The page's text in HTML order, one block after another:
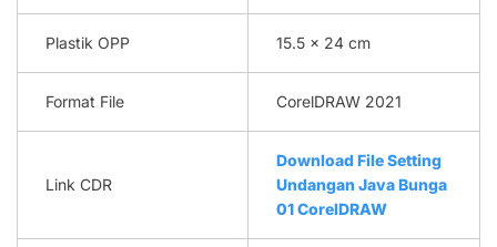
Plastik OPP 15.5 x 24 cm
Format File CorelDRAW 2021
Link CDR
Download File Setting
Undangan Java Bunga
01 CorelDRAW